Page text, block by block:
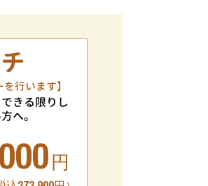
行います】
きる限りし
へ。
円